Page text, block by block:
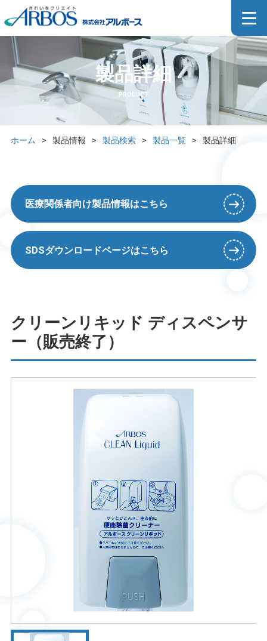
製品詳細
PRODUCT
ホーム > 製品情報 > 製品検索 > 製品一覧 > 製品詳細
医療関係者向け製品情報はこちら
SDSダウンロードページはこちら
クリーンリキッド ディスペンサ
ー（販売終了）